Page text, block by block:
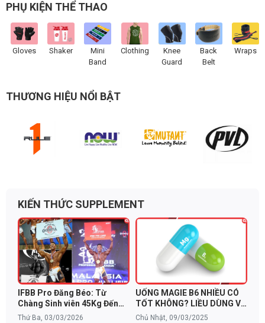
PHỤ KIỆN THỂ THAO
Gloves Shaker
Mini
Band
Clothing
Knee
Guard
Back
Belt
Wraps
THƯƠNG HIỆU NỔI BẬT
KIẾN THỨC SUPPLEMENT
IFBB Pro Đăng Béo: Từ
Chàng Sinh viên 45Kg Đến
Giấc Mơ Mr. Olympia và Bí
Thứ Ba, 03/03/2026
UỐNG MAGIE B6 NHIỀU CÓ
TỐT KHÔNG? LIỀU DÙNG VÀ
CẢNH BÁO TÁC DỤNG PHỤ
Chủ Nhật, 09/03/2025